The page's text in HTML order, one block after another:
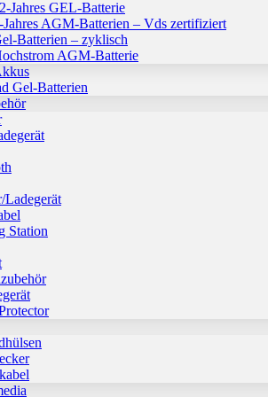
Jahres GEL-Batterie
Jahres AGM-Batterien – Vds zertifiziert
Batterien – zyklisch
AGM-Batterie
Gel-Batterien
Ladegerät
Station